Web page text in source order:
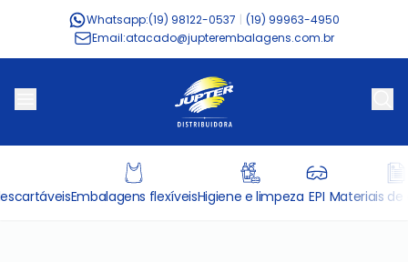
Whatsapp:(19) 98122-0537
(19) 99963-4950
Email:atacado@jupterembalagens.com.br
Embalagens flexíveisHigiene e limpeza EPI Materiais de